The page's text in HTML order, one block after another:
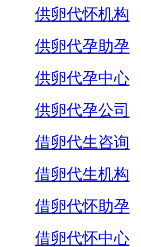
供卵代怀机构
供卵代孕助孕
供卵代孕中心
供卵代孕公司
借卵代生咨询
借卵代生机构
借卵代怀助孕
借卵代怀中心